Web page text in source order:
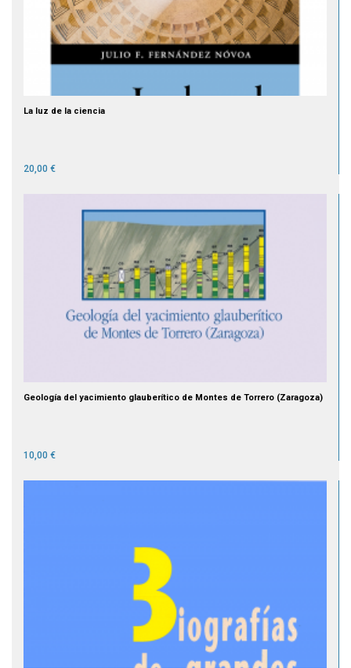
La luz de la ciencia
20,00 €
Geología del yacimiento glauberítico de Montes de Torrero (Zaragoza)
10,00 €